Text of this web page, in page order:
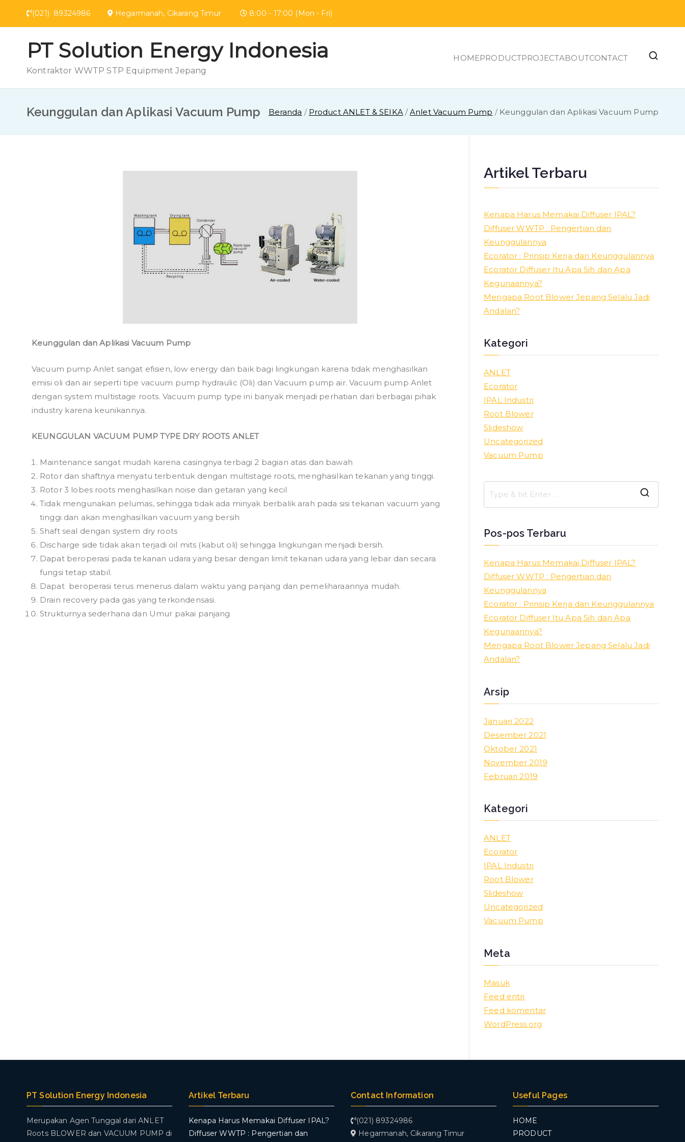
(021) 89324986 Hegarmanah, Cikarang Timur 8:00 - 17:00 (Mon - Fri)
PT Solution Energy Indonesia
Kontraktor WWTP STP Equipment Jepang
HOMEPRODUCTPROJECTABOUTCONTACT
Keunggulan dan Aplikasi Vacuum Pump Beranda Product ANLET & SEIKA Anlet Vacuum Pump Keunggulan dan Aplikasi Vacuum Pump
Keunggulan dan Aplikasi Vacuum Pump
Vacuum pump Anlet sangat efisien, low energy dan baik bagi lingkungan karena tidak menghasilkan
emisi oli dan air seperti tipe vacuum pump hydraulic (Oli) dan Vacuum pump air. Vacuum pump Anlet
dengan system multistage roots. Vacuum pump type ini banyak menjadi perhatian dari berbagai pihak
industry karena keunikannya.
KEUNGGULAN VACUUM PUMP TYPE DRY ROOTS ANLET
Maintenance sangat mudah karena casingnya terbagi 2 bagian atas dan bawah
Rotor dan shaftnya menyatu terbentuk dengan multistage roots, menghasilkan tekanan yang tinggi.
Rotor 3 lobes roots menghasilkan noise dan getaran yang kecil
Tidak mengunakan pelumas, sehingga tidak ada minyak berbalik arah pada sisi tekanan vacuum yang
tinggi dan akan menghasilkan vacuum yang bersih
Shaft seal dengan system dry roots
Discharge side tidak akan terjadi oil mits (kabut oli) sehingga lingkungan menjadi bersih.
Dapat beroperasi pada tekanan udara yang besar dengan limit tekanan udara yang lebar dan secara
fungsi tetap stabil.
Dapat beroperasi terus menerus dalam waktu yang panjang dan pemeliharaannya mudah.
Drain recovery pada gas yang terkondensasi.
Strukturnya sederhana dan Umur pakai panjang
Artikel Terbaru
Kenapa Harus Memakai Diffuser IPAL?
Diffuser WWTP : Pengertian dan
Keunggulannya
Ecorator : Prinsip Kerja dan Keunggulannya
Ecorator Diffuser Itu Apa Sih dan Apa
Kegunaannya?
Mengapa Root Blower Jepang Selalu Jadi
Andalan?
Kategori
ANLET
Ecorator
IPAL Industri
Root Blower
Slideshow
Uncategorized
Vacuum Pump
Pos-pos Terbaru
Kenapa Harus Memakai Diffuser IPAL?
Diffuser WWTP : Pengertian dan
Keunggulannya
Ecorator : Prinsip Kerja dan Keunggulannya
Ecorator Diffuser Itu Apa Sih dan Apa
Kegunaannya?
Mengapa Root Blower Jepang Selalu Jadi
Andalan?
Arsip
Januari 2022
Desember 2021
Oktober 2021
November 2019
Februari 2019
Kategori
ANLET
Ecorator
IPAL Industri
Root Blower
Slideshow
Uncategorized
Vacuum Pump
Meta
Masuk
Feed entri
Feed komentar
WordPress.org
PT Solution Energy Indonesia
Merupakan Agen Tunggal dari ANLET
Roots BLOWER dan VACUUM PUMP di
Artikel Terbaru
Kenapa Harus Memakai Diffuser IPAL?
Diffuser WWTP : Pengertian dan
Contact Information
(021) 89324986
Hegarmanah, Cikarang Timur
Useful Pages
HOME
PRODUCT